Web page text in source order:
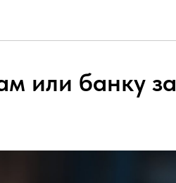
или банку за